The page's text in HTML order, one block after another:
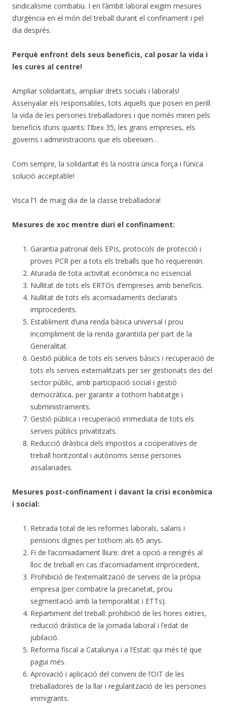
sindicalisme combatiu. I en l’àmbit laboral exigim mesures
d’urgència en el món del treball durant el confinament i pel
dia després.
Perquè enfront dels seus beneficis, cal posar la vida i
les cures al centre!
Ampliar solidaritats, ampliar drets socials i laborals!
Assenyalar els responsables, tots aquells que posen en perill
la vida de les persones treballadores i que només miren pels
beneficis d’uns quants: l’Ibex 35, les grans empreses, els
governs i administracions que els obeeixen…
Com sempre, la solidaritat és la nostra única força i l’única
solució acceptable!
Visca l’1 de maig dia de la classe treballadora!
Mesures de xoc mentre duri el confinament:
Garantia patronal dels EPIs, protocols de protecció i
proves PCR per a tots els treballs que ho requereixin.
Aturada de tota activitat econòmica no essencial.
Nul·litat de tots els ERTOs d’empreses amb beneficis.
Nul·litat de tots els acomiadaments declarats
improcedents.
Establiment d’una renda bàsica universal i prou
incompliment de la renda garantida per part de la
Generalitat.
Gestió pública de tots els serveis bàsics i recuperació de
tots els serveis externalitzats per ser gestionats des del
sector públic, amb participació social i gestió
democràtica, per garantir a tothom habitatge i
subministraments.
Gestió pública i recuperació immediata de tots els
serveis públics privatitzats.
Reducció dràstica dels impostos a cooperatives de
treball horitzontal i autònoms sense persones
assalariades.
Mesures post-confinament i davant la crisi econòmica
i social:
Retirada total de les reformes laborals, salaris i
pensions dignes per tothom als 65 anys.
Fi de l’acomiadament lliure: dret a opció a reingrés al
lloc de treball en cas d’acomiadament improcedent,
Prohibició de l’externalització de serveis de la pròpia
empresa (per combatre la precarietat, prou
segmentació amb la temporalitat i ETTs).
Repartiment del treball: prohibició de les hores extres,
reducció dràstica de la jornada laboral i l’edat de
jubilació.
Reforma fiscal a Catalunya i a l’Estat: qui més té que
pagui més.
Aprovació i aplicació del conveni de l’OIT de les
treballadores de la llar i regularització de les persones
immigrants.